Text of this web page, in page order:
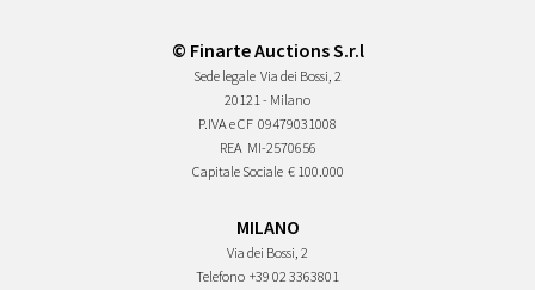
© Finarte Auctions S.r.l
Sede legale Via dei Bossi, 2
20121 - Milano
P.IVA e CF 09479031008
REA MI-2570656
Capitale Sociale € 100.000
MILANO
Via dei Bossi, 2
Telefono +39 02 3363801